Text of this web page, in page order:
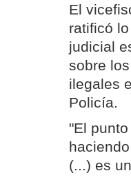
El
ratificó
judicial
sobre
ilegales
Policía.
"El
(...) es